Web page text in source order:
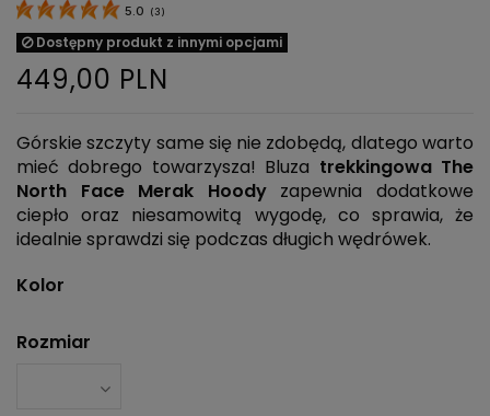
5.0 ( 3)
Dostępny produkt z innymi opcjami
449,00 PLN
Górskie szczyty same się nie zdobędą, dlatego warto
mieć dobrego towarzysza! Bluza trekkingowa The
North Face Merak Hoody zapewnia dodatkowe
ciepło oraz niesamowitą wygodę, co sprawia, że
idealnie sprawdzi się podczas długich wędrówek.
Kolor
Rozmiar